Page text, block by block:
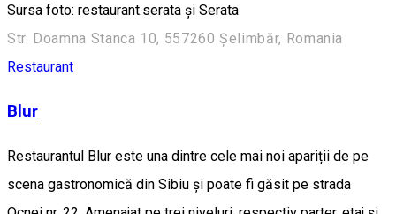
Sursa foto: restaurant.serata și Serata
Str. Doamna Stanca 10, 557260 Șelimbăr, Romania
Restaurant
Blur
Restaurantul Blur este una dintre cele mai noi apariții de pe
scena gastronomică din Sibiu și poate fi găsit pe strada